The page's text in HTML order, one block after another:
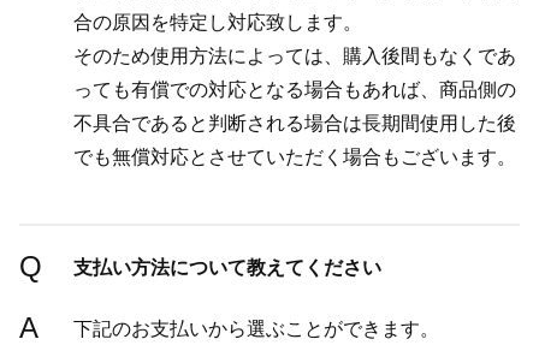
合の原因を特定し対応致します。
そのため使用方法によっては、購入後間もなくであ
っても有償での対応となる場合もあれば、商品側の
不具合であると判断される場合は長期間使用した後
でも無償対応とさせていただく場合もございます。
Q 支払い方法について教えてください
A
下記のお支払いから選ぶことができます。